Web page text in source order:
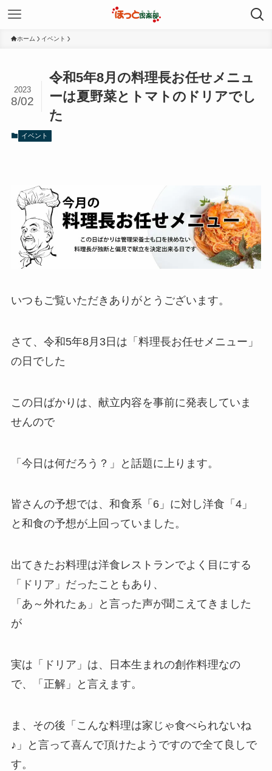
ホーム イベント
令和5年8月の料理長お任せメニュ
ーは夏野菜とトマトのドリアでし
た
2023
8/02
イベント
いつもご覧いただきありがとうございます。
さて、令和5年8月3日は「料理長お任せメニュー」
の日でした
この日ばかりは、献立内容を事前に発表していま
せんので
「今日は何だろう？」と話題に上ります。
皆さんの予想では、和食系「6」に対し洋食「4」
と和食の予想が上回っていました。
出てきたお料理は洋食レストランでよく目にする
「ドリア」だったこともあり、
「あ～外れたぁ」と言った声が聞こえてきました
が
実は「ドリア」は、日本生まれの創作料理なの
で、「正解」と言えます。
ま、その後「こんな料理は家じゃ食べられないね
♪」と言って喜んで頂けたようですので全て良しで
す。